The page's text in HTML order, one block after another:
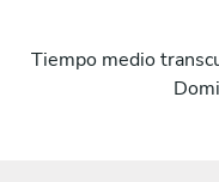
Tiempo medio